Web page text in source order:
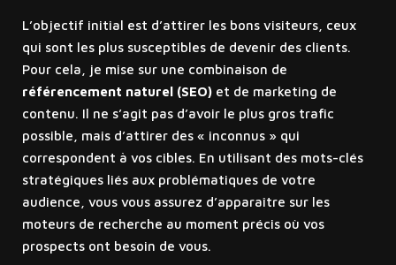
L’objectif initial est d’attirer les bons visiteurs, ceux
qui sont les plus susceptibles de devenir des clients.
Pour cela, je mise sur une combinaison de
référencement naturel (SEO)et de marketing de
contenu. Il ne s’agit pas d’avoir le plus gros trafic
possible, mais d’attirer des « inconnus » qui
correspondent à vos cibles. En utilisant des mots-clés
stratégiques liés aux problématiques de votre
audience, vous vous assurez d’apparaître sur les
moteurs de recherche au moment précis où vos
prospects ont besoin de vous.